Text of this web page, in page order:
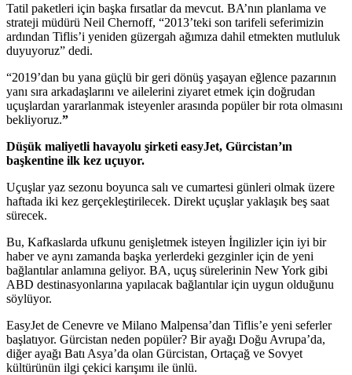
Tatil paketleri için başka fırsatlar da mevcut. BA’nın planlama ve
strateji müdürü Neil Chernoff, “2013’teki son tarifeli seferimizin
ardından Tiflis’i yeniden güzergah ağımıza dahil etmekten mutluluk
duyuyoruz” dedi.
“2019’dan bu yana güçlü bir geri dönüş yaşayan eğlence pazarının
yanı sıra arkadaşlarını ve ailelerini ziyaret etmek için doğrudan
uçuşlardan yararlanmak isteyenler arasında popüler bir rota olmasını
bekliyoruz.”
Düşük maliyetli havayolu şirketi easyJet, Gürcistan’ın
başkentine ilk kez uçuyor.
Uçuşlar yaz sezonu boyunca salı ve cumartesi günleri olmak üzere
haftada iki kez gerçekleştirilecek. Direkt uçuşlar yaklaşık beş saat
sürecek.
Bu, Kafkaslarda ufkunu genişletmek isteyen İngilizler için iyi bir
haber ve aynı zamanda başka yerlerdeki gezginler için de yeni
bağlantılar anlamına geliyor. BA, uçuş sürelerinin New York gibi
ABD destinasyonlarına yapılacak bağlantılar için uygun olduğunu
söylüyor.
EasyJet de Cenevre ve Milano Malpensa’dan Tiflis’e yeni seferler
başlatıyor. Gürcistan neden popüler? Bir ayağı Doğu Avrupa’da,
diğer ayağı Batı Asya’da olan Gürcistan, Ortaçağ ve Sovyet
kültürünün ilgi çekici karışımı ile ünlü.